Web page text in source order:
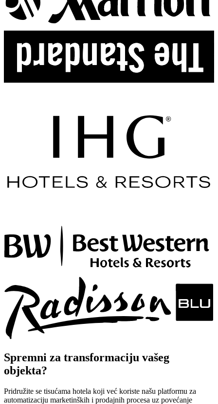
Spremni za transformaciju vašeg
objekta?
Pridružite se tisućama hotela koji već koriste našu platformu za
automatizaciju marketinških i prodajnih procesa uz povećanje